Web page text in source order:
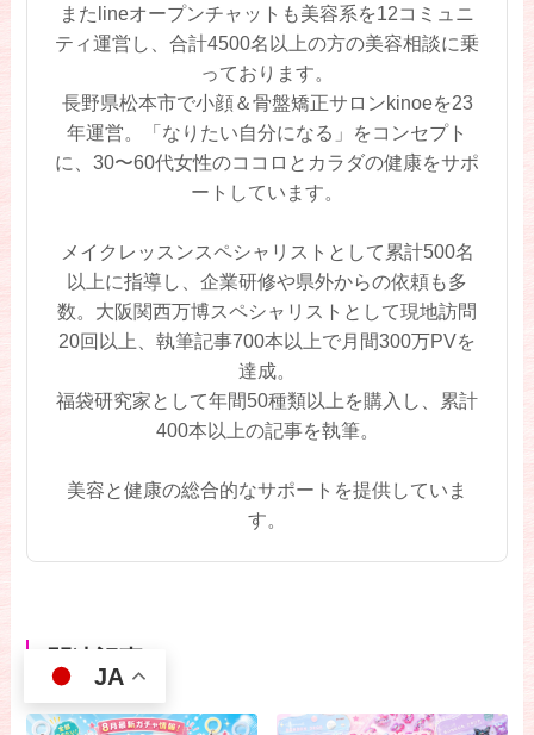
またlineオープンチャットも美容系を12コミュニ
ティ運営し、合計4500名以上の方の美容相談に乗
っております。
長野県松本市で小顔＆骨盤矯正サロンkinoeを23
年運営。「なりたい自分になる」をコンセプト
に、30〜60代女性のココロとカラダの健康をサポ
ートしています。
メイクレッスンスペシャリストとして累計500名
以上に指導し、企業研修や県外からの依頼も多
数。大阪関西万博スペシャリストとして現地訪問
20回以上、執筆記事700本以上で月間300万PVを
達成。
福袋研究家として年間50種類以上を購入し、累計
400本以上の記事を執筆。
美容と健康の総合的なサポートを提供していま
す。
関連記事
JA